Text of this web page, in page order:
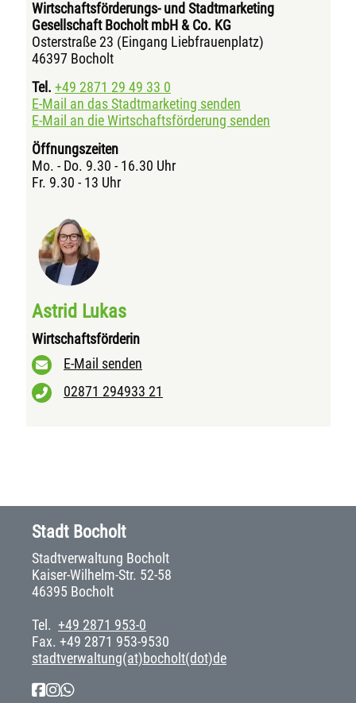
Wirtschaftsförderungs- und Stadtmarketing
Gesellschaft Bocholt mbH & Co. KG
Osterstraße 23 (Eingang Liebfrauenplatz)
46397 Bocholt
Tel. +49 2871 29 49 33 0
E-Mail an das Stadtmarketing senden
E-Mail an die Wirtschaftsförderung senden
Öffnungszeiten
Mo. - Do. 9.30 - 16.30 Uhr
Fr. 9.30 - 13 Uhr
Astrid Lukas
Wirtschaftsförderin
E-Mail senden
02871 294933 21
Stadt Bocholt
Stadtverwaltung Bocholt
Kaiser-Wilhelm-Str. 52-58
46395 Bocholt
Tel. +49 2871 953-0
Fax. +49 2871 953-9530
stadtverwaltung(at)bocholt(dot)de